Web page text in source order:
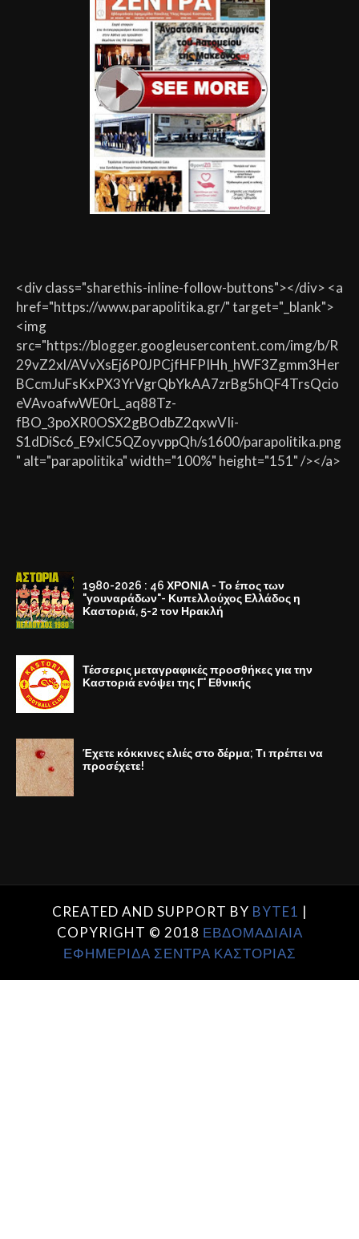
<div class="sharethis-inline-follow-buttons"></div> <a
href="https://www.parapolitika.gr/" target="_blank">
<img
src="https://blogger.googleusercontent.com/img/b/R
29vZ2xl/AVvXsEj6P0JPCjfHFPIHh_hWF3Zgmm3Her
BCcmJuFsKxPX3YrVgrQbYkAA7zrBg5hQF4TrsQcio
eVAvoafwWE0rL_aq88Tz-
fBO_3poXR0OSX2gBOdbZ2qxwVIi-
S1dDiSc6_E9xlC5QZoyvppQh/s1600/parapolitika.png
" alt="parapolitika" width="100%" height="151" /></a>
1980-2026 : 46 ΧΡΟΝΙΑ - Το έπος των
"γουναράδων"- Κυπελλούχος Ελλάδος η
Καστοριά, 5-2 τον Ηρακλή
Τέσσερις μεταγραφικές προσθήκες για την
Καστοριά ενόψει της Γ' Εθνικής
Έχετε κόκκινες ελιές στο δέρμα; Τι πρέπει να
προσέχετε!
CREATED AND SUPPORT BY BYTE1 |
COPYRIGHT © 2018 ΕΒΔΟΜΑΔΙΑΙΑ
ΕΦΗΜΕΡΙΔΑ ΣΕΝΤΡΑ ΚΑΣΤΟΡΙΑΣ